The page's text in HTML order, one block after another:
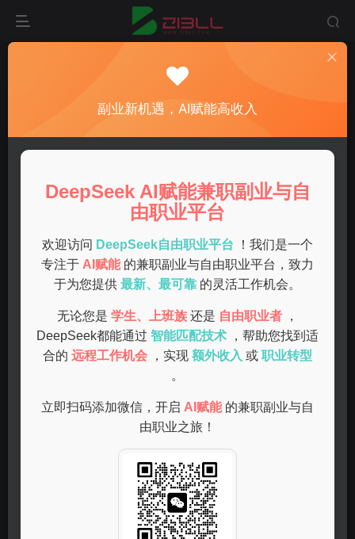
如何在家用手机赚钱兼职
关注 私信
在家用手机赚钱兼职是许多人都感兴趣的副业选择。尤其是
在当前社会，人们的生活节奏越来越快，利用碎片时间赚钱
成为了一种趋势。如果你也想通过手机在家赚钱，那么接下
来我会为你详细讲解如何操作。
在家用手机赚钱的第一步是选择一个适合的平台。市场上有
很多赚钱APP或平台，但并不是所有的平台都适合你的需
求。你可以选择一些知名度高、口碑好的平台，比如：
：通过阅读文章、新闻获得积分，积分可以兑
副业新机遇，AI赋能高收入
DeepSeek AI赋能兼职副业与自
由职业平台
欢迎访问 DeepSeek自由职业平台
！我们是一个
专注于 AI赋能 的兼职副业与自由职业平台，致力
于为您提供 最新、最可靠 的灵活工作机会。
无论您是 学生、上班族 还是 自由职业者
，
DeepSeek都能通过 智能匹配技术
，帮助您找到适
合的 远程工作机会 ，实现 额外收入 或 职业转型
。
立即扫码添加微信，开启 AI赋能 的兼职副业与自
由职业之旅！